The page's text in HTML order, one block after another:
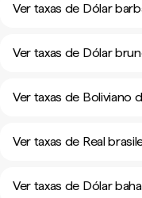
Ver taxas de Dólar
Ver taxas de Dólar
Ver taxas de Boliviano
Ver taxas de Real
Ver taxas de Dólar